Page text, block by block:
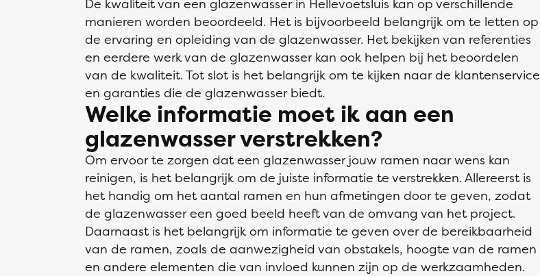
De kwaliteit van een glazenwasser in Hellevoetsluis kan op verschillende
manieren worden beoordeeld. Het is bijvoorbeeld belangrijk om te letten op
de ervaring en opleiding van de glazenwasser. Het bekijken van referenties
en eerdere werk van de glazenwasser kan ook helpen bij het beoordelen
van de kwaliteit. Tot slot is het belangrijk om te kijken naar de klantenservice
en garanties die de glazenwasser biedt.
Welke informatie moet ik aan een
glazenwasser verstrekken?
Om ervoor te zorgen dat een glazenwasser jouw ramen naar wens kan
reinigen, is het belangrijk om de juiste informatie te verstrekken. Allereerst is
het handig om het aantal ramen en hun afmetingen door te geven, zodat
de glazenwasser een goed beeld heeft van de omvang van het project.
Daarnaast is het belangrijk om informatie te geven over de bereikbaarheid
van de ramen, zoals de aanwezigheid van obstakels, hoogte van de ramen
en andere elementen die van invloed kunnen zijn op de werkzaamheden.